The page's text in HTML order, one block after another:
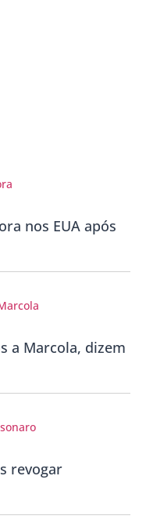
nos EUA após
a Marcola, dizem
revogar